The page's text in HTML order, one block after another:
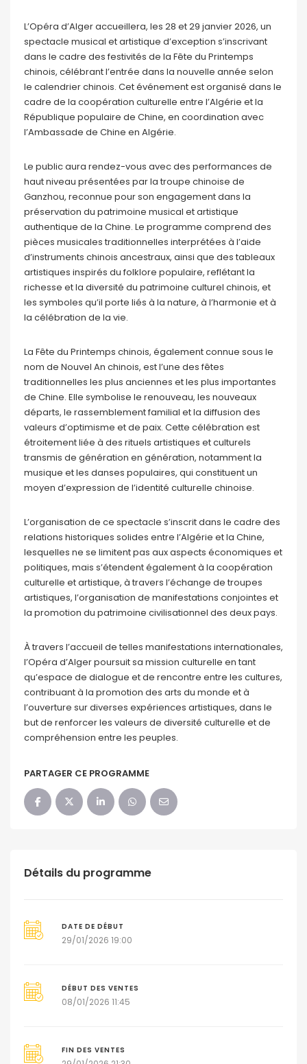
L’Opéra d’Alger accueillera, les 28 et 29 janvier 2026, un
spectacle musical et artistique d’exception s’inscrivant
dans le cadre des festivités de la Fête du Printemps
chinois, célébrant l’entrée dans la nouvelle année selon
le calendrier chinois. Cet événement est organisé dans le
cadre de la coopération culturelle entre l’Algérie et la
République populaire de Chine, en coordination avec
l’Ambassade de Chine en Algérie.
Le public aura rendez-vous avec des performances de
haut niveau présentées par la troupe chinoise de
Ganzhou, reconnue pour son engagement dans la
préservation du patrimoine musical et artistique
authentique de la Chine. Le programme comprend des
pièces musicales traditionnelles interprétées à l’aide
d’instruments chinois ancestraux, ainsi que des tableaux
artistiques inspirés du folklore populaire, reflétant la
richesse et la diversité du patrimoine culturel chinois, et
les symboles qu’il porte liés à la nature, à l’harmonie et à
la célébration de la vie.
La Fête du Printemps chinois, également connue sous le
nom de Nouvel An chinois, est l’une des fêtes
traditionnelles les plus anciennes et les plus importantes
de Chine. Elle symbolise le renouveau, les nouveaux
départs, le rassemblement familial et la diffusion des
valeurs d’optimisme et de paix. Cette célébration est
étroitement liée à des rituels artistiques et culturels
transmis de génération en génération, notamment la
musique et les danses populaires, qui constituent un
moyen d’expression de l’identité culturelle chinoise.
L’organisation de ce spectacle s’inscrit dans le cadre des
relations historiques solides entre l’Algérie et la Chine,
lesquelles ne se limitent pas aux aspects économiques et
politiques, mais s’étendent également à la coopération
culturelle et artistique, à travers l’échange de troupes
artistiques, l’organisation de manifestations conjointes et
la promotion du patrimoine civilisationnel des deux pays.
À travers l’accueil de telles manifestations internationales,
l’Opéra d’Alger poursuit sa mission culturelle en tant
qu’espace de dialogue et de rencontre entre les cultures,
contribuant à la promotion des arts du monde et à
l’ouverture sur diverses expériences artistiques, dans le
but de renforcer les valeurs de diversité culturelle et de
compréhension entre les peuples.
PARTAGER CE PROGRAMME
Détails du programme
DATE DE DÉBUT
29/01/2026 19:00
DÉBUT DES VENTES
08/01/2026 11:45
FIN DES VENTES